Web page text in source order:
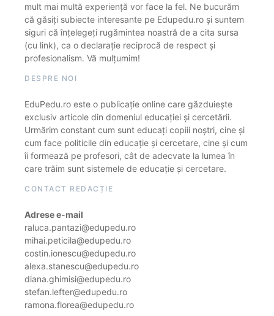
mult mai multă experiență vor face la fel. Ne bucurăm
că găsiți subiecte interesante pe Edupedu.ro și suntem
siguri că înțelegeți rugămintea noastră de a cita sursa
(cu link), ca o declarație reciprocă de respect și
profesionalism. Vă mulțumim!
DESPRE NOI
EduPedu.ro este o publicație online care găzduiește
exclusiv articole din domeniul educației și cercetării.
Urmărim constant cum sunt educați copiii noștri, cine și
cum face politicile din educație și cercetare, cine și cum
îi formează pe profesori, cât de adecvate la lumea în
care trăim sunt sistemele de educație și cercetare.
CONTACT REDACȚIE
Adrese e-mail
raluca.pantazi@edupedu.ro
mihai.peticila@edupedu.ro
costin.ionescu@edupedu.ro
alexa.stanescu@edupedu.ro
diana.ghimisi@edupedu.ro
stefan.lefter@edupedu.ro
ramona.florea@edupedu.ro